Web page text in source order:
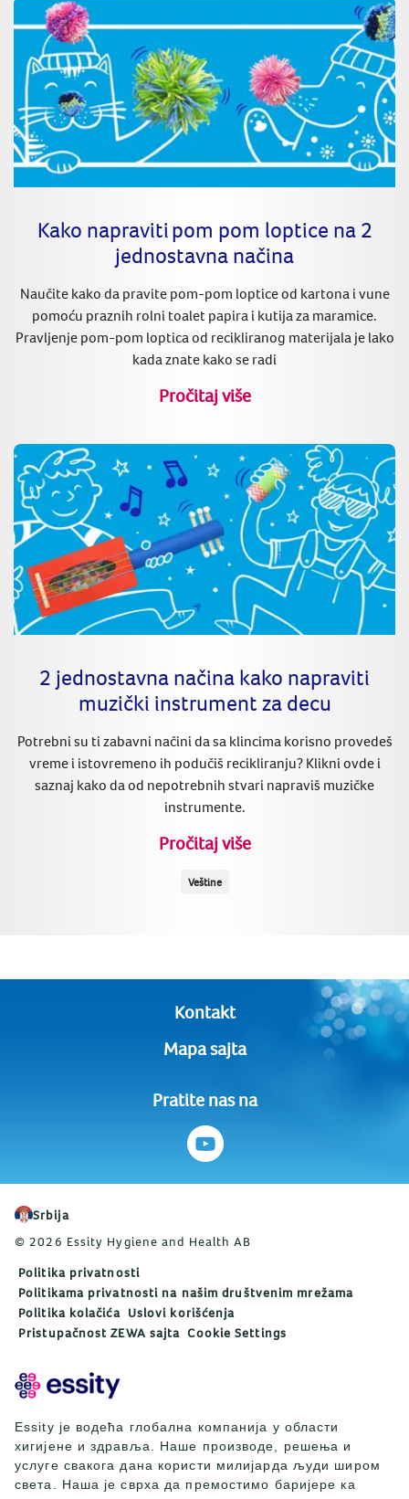
Kako napraviti pom pom loptice na 2
jednostavna načina
Naučite kako da pravite pom-pom loptice od kartona i vune
pomoću praznih rolni toalet papira i kutija za maramice.
Pravljenje pom-pom loptica od recikliranog materijala je lako
kada znate kako se radi
Pročitaj više
2 jednostavna načina kako napraviti
muzički instrument za decu
Potrebni su ti zabavni načini da sa klincima korisno provedeš
vreme i istovremeno ih podučiš recikliranju? Klikni ovde i
saznaj kako da od nepotrebnih stvari napraviš muzičke
instrumente.
Pročitaj više
Veštine
Kontakt
Mapa sajta
Pratite nas na
Srbija
© 2026 Essity Hygiene and Health AB
Politika privatnosti
Politikama privatnosti na našim društvenim mrežama
Politika kolačića Uslovi korišćenja
Pristupačnost ZEWA sajta Cookie Settings
Essity је водећа глобална компанија у области
хигијене и здравља. Наше производе, решења и
услуге свакога дана користи милијарда људи широм
света. Наша је сврха да премостимо баријере ка